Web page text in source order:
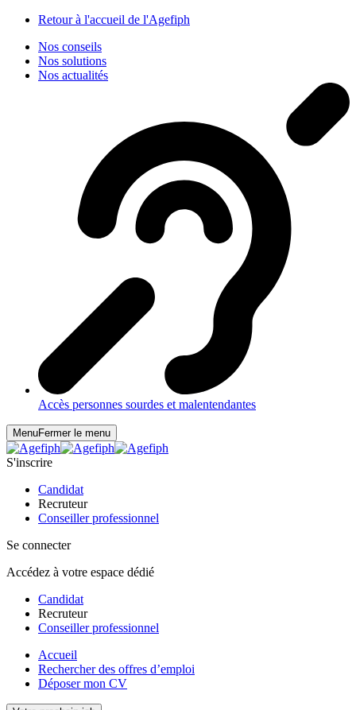
Retour à l'accueil de l'Agefiph
Nos conseils
Nos solutions
Nos actualités
Accès personnes sourdes et malentendantes
MenuFermer le menu
S'inscrire
Candidat
Recruteur
Conseiller professionnel
Se connecter
Accédez à votre espace dédié
Candidat
Recruteur
Conseiller professionnel
Accueil
Rechercher des offres d’emploi
Déposer mon CV